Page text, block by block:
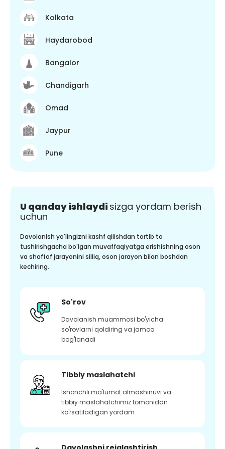
Kolkata
Haydarobod
Bangalor
Chandigarh
Omad
Jaypur
Pune
U qanday ishlaydi sizga yordam berish
uchun
Davolanish yo'lingizni kashf qilishdan tortib to
tushirishgacha bo'lgan muvaffaqiyatga erishishning oson
va shaffof jarayonini silliq, oson jarayon bilan boshdan
kechiring.
So'rov
Davolanish muammosi bo'yicha
so'rovlarni qoldiring va jamoa
bog'lanadi
Tibbiy maslahatchi
Ishonchli ma'lumot almashinuvi va
tibbiy maslahatchimiz tomonidan
ko'rsatiladigan yordam